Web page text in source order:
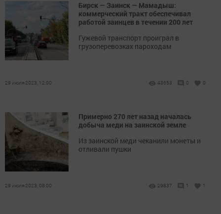
Бирск — Заинск — Мамадыш:
коммерческий тракт обеспечивал
работой заинцев в течении 200 лет
Гужевой транспорт проиграл в
грузоперевозках пароходам
29 июля 2023, 12:00 43653 0 0
Примерно 270 лет назад началась
добыча меди на заинской земле
Из заинской меди чеканили монеты и
отливали пушки
29 июля 2023, 08:00 29837 1 1